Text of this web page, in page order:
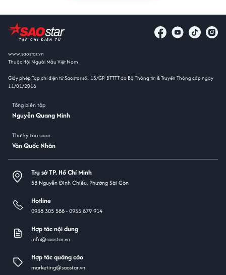
www.saostar.vn
Thuộc Hội Người Mẫu Việt Nam
Giấy phép Tạp chí điện tử Saostar số: 13/GP-BTTTT do Bộ Thông tin & Truyền Thông cấp ngày
11/01/2016
Tổng biên tập
Nguyễn Quang Minh
Thư ký tòa soạn
Văn Quốc Nhân
Trụ sở TP. Hồ Chí Minh
5B Nguyễn Đình Chiểu, Phường Sài Gòn
Hotline
0938 305 588 -0933 879 914
Hợp tác nội dung
info@saostar.vn
Hợp tác quảng cáo
marketing@saostar.vn